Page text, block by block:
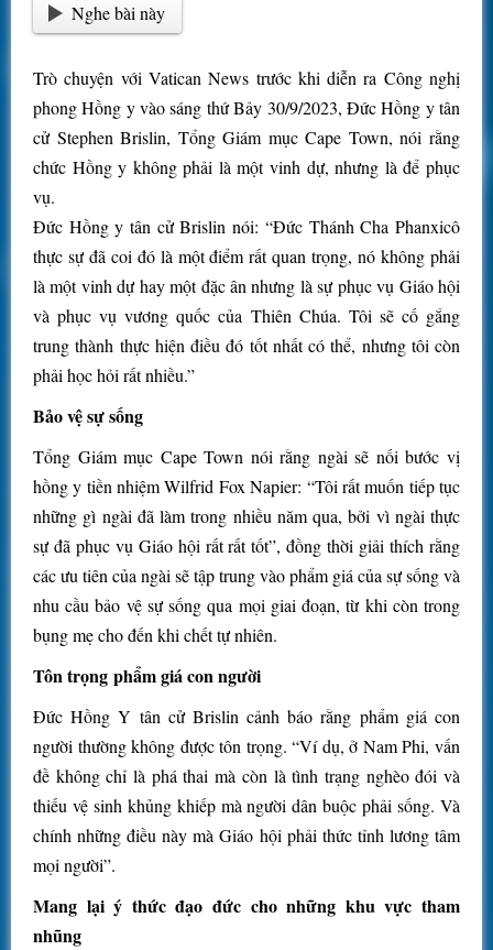
Nghe bài này
Trò chuyện với Vatican News trước khi diễn ra Công nghị
phong Hồng y vào sáng thứ Bảy 30/9/2023, Đức Hồng y tân
cử Stephen Brislin, Tổng Giám mục Cape Town, nói rằng
chức Hồng y không phải là một vinh dự, nhưng là để phục
vụ.
Đức Hồng y tân cử Brislin nói: “Đức Thánh Cha Phanxicô
thực sự đã coi đó là một điểm rất quan trọng, nó không phải
là một vinh dự hay một đặc ân nhưng là sự phục vụ Giáo hội
và phục vụ vương quốc của Thiên Chúa. Tôi sẽ cố gắng
trung thành thực hiện điều đó tốt nhất có thể, nhưng tôi còn
phải học hỏi rất nhiều.”
Bảo vệ sự sống
Tổng Giám mục Cape Town nói rằng ngài sẽ nối bước vị
hồng y tiền nhiệm Wilfrid Fox Napier: “Tôi rất muốn tiếp tục
những gì ngài đã làm trong nhiều năm qua, bởi vì ngài thực
sự đã phục vụ Giáo hội rất rất tốt”, đồng thời giải thích rằng
các ưu tiên của ngài sẽ tập trung vào phẩm giá của sự sống và
nhu cầu bảo vệ sự sống qua mọi giai đoạn, từ khi còn trong
bụng mẹ cho đến khi chết tự nhiên.
Tôn trọng phẩm giá con người
Đức Hồng Y tân cử Brislin cảnh báo rằng phẩm giá con
người thường không được tôn trọng. “Ví dụ, ở Nam Phi, vấn
đề không chỉ là phá thai mà còn là tình trạng nghèo đói và
thiếu vệ sinh khủng khiếp mà người dân buộc phải sống. Và
chính những điều này mà Giáo hội phải thức tỉnh lương tâm
mọi người”.
Mang lại ý thức đạo đức cho những khu vực tham
nhũng